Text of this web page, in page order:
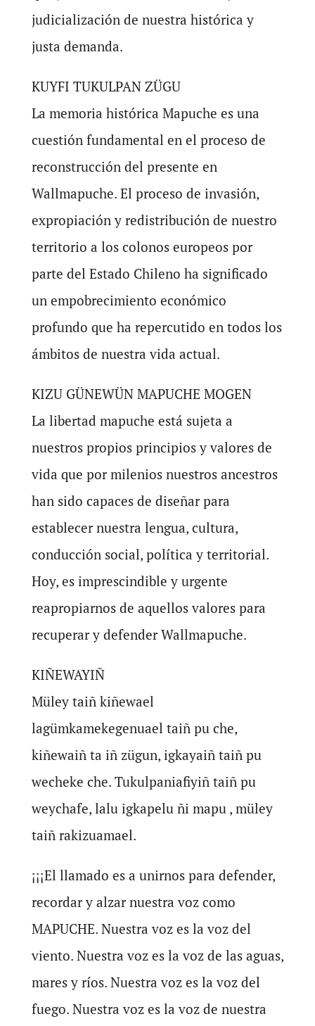
judicialización de nuestra histórica y
justa demanda.
KUYFI TUKULPAN ZÜGU
La memoria histórica Mapuche es una
cuestión fundamental en el proceso de
reconstrucción del presente en
Wallmapuche. El proceso de invasión,
expropiación y redistribución de nuestro
territorio a los colonos europeos por
parte del Estado Chileno ha significado
un empobrecimiento económico
profundo que ha repercutido en todos los
ámbitos de nuestra vida actual.
KIZU GÜNEWÜN MAPUCHE MOGEN
La libertad mapuche está sujeta a
nuestros propios principios y valores de
vida que por milenios nuestros ancestros
han sido capaces de diseñar para
establecer nuestra lengua, cultura,
conducción social, política y territorial.
Hoy, es imprescindible y urgente
reapropiarnos de aquellos valores para
recuperar y defender Wallmapuche.
KIÑEWAYIÑ
Müley taiñ kiñewael
lagümkamekegenuael taiñ pu che,
kiñewaiñ ta iñ zügun, igkayaiñ taiñ pu
wecheke che. Tukulpaniafiyiñ taiñ pu
weychafe, lalu igkapelu ñi mapu , müley
taiñ rakizuamael.
¡¡¡El llamado es a unirnos para defender,
recordar y alzar nuestra voz como
MAPUCHE. Nuestra voz es la voz del
viento. Nuestra voz es la voz de las aguas,
mares y ríos. Nuestra voz es la voz del
fuego. Nuestra voz es la voz de nuestra